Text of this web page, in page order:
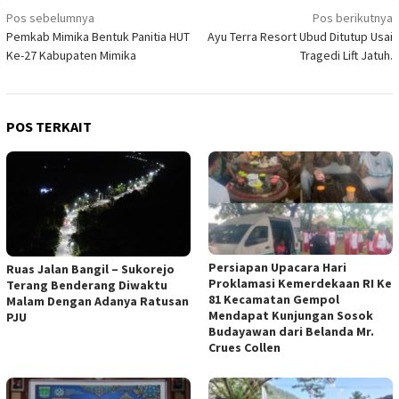
Navigasi
pos
Pos sebelumnya
Pemkab Mimika Bentuk Panitia HUT
Ke-27 Kabupaten Mimika
Pos berikutnya
Ayu Terra Resort Ubud Ditutup Usai
Tragedi Lift Jatuh.
POS TERKAIT
Ruas Jalan Bangil – Sukorejo
Terang Benderang Diwaktu
Malam Dengan Adanya Ratusan
PJU
Persiapan Upacara Hari
Proklamasi Kemerdekaan RI Ke
81 Kecamatan Gempol
Mendapat Kunjungan Sosok
Budayawan dari Belanda Mr.
Crues Collen